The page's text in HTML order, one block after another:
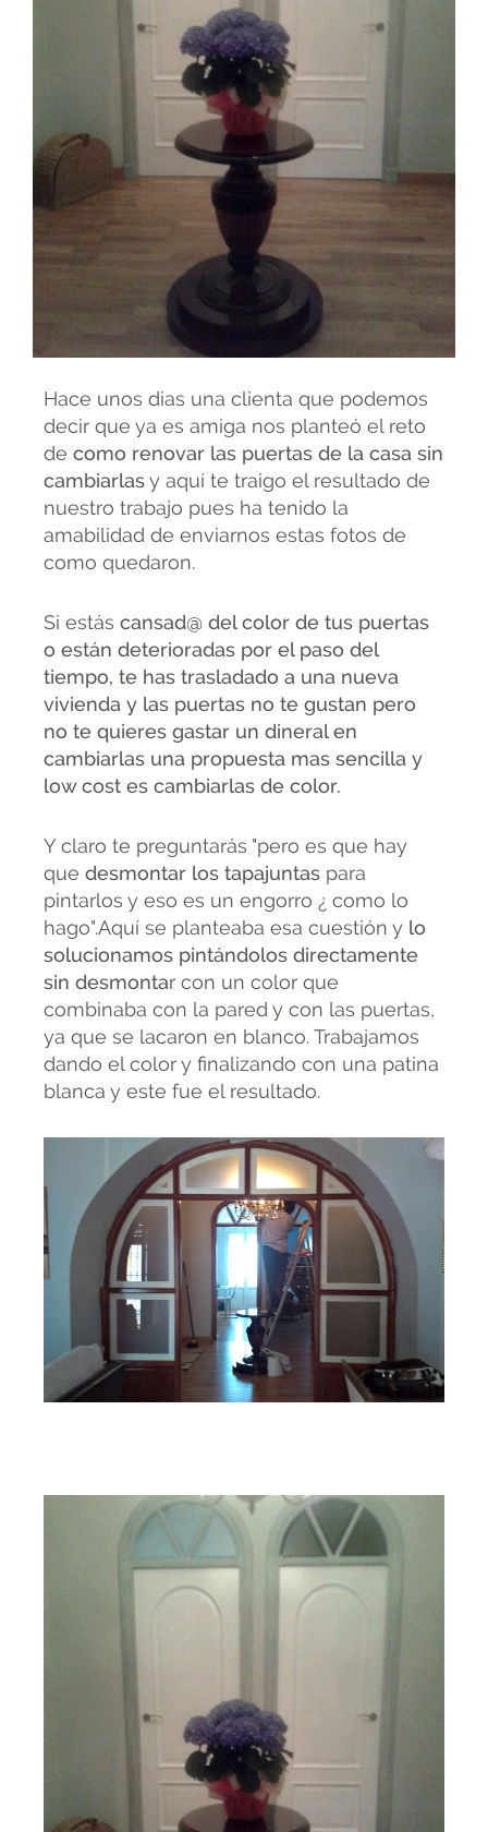
Hace unos dias una clienta que podemos
decir que ya es amiga nos planteó el reto
de como renovar las puertas de la casa sin
cambiarlasy aquí te traigo el resultado de
nuestro trabajo pues ha tenido la
amabilidad de enviarnos estas fotos de
como quedaron.
Si estás cansad@ del color de tus puertas
o están deterioradas por el paso del
tiempo, te has trasladado a una nueva
vivienda y las puertas no te gustan pero
no te quieres gastar un dineral en
cambiarlas una propuesta mas sencilla y
low cost es cambiarlas de color.
Y claro te preguntarás "pero es que hay
que desmontar los tapajuntas para
pintarlos y eso es un engorro ¿ como lo
hago".Aquí se planteaba esa cuestión y lo
solucionamos pintándolos directamente
sin desmontar con un color que
combinaba con la pared y con las puertas,
ya que se lacaron en blanco. Trabajamos
dando el color y finalizando con una patina
blanca y este fue el resultado.